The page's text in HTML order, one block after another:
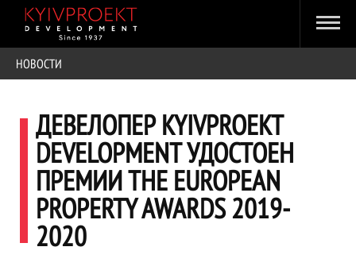
НОВОСТИ
ДЕВЕЛОПЕР KYIVPROEKT
DEVELOPMENT УДОСТОЕН
ПРЕМИИ THE EUROPEAN
PROPERTY AWARDS 2019-
2020